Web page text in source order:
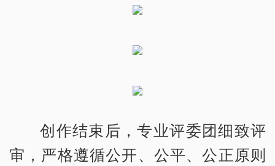
创作结束后，专业评委团细致评
审，严格遵循公开、公平、公正原则